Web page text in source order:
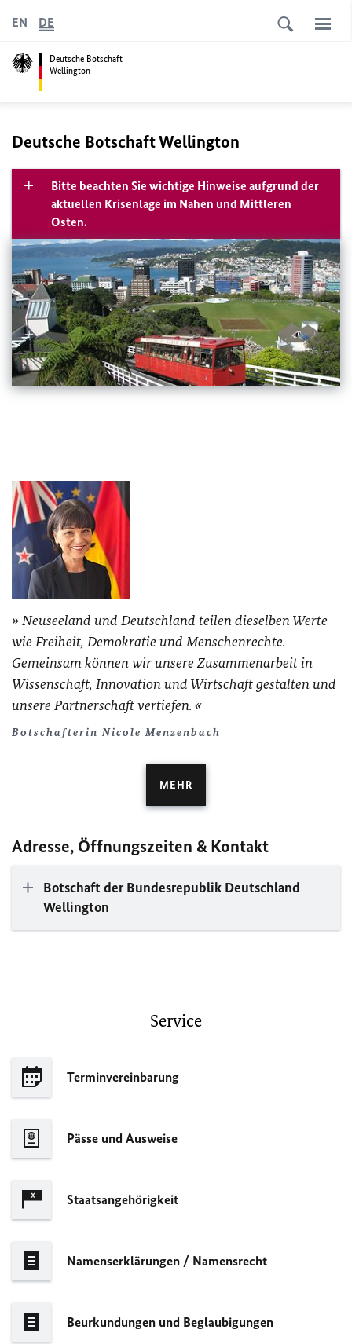
Deutsche Botschaft
Wellington
EN DE
Deutsche Botschaft Wellington
Bitte beachten Sie wichtige Hinweise aufgrund der
aktuellen Krisenlage im Nahen und Mittleren
Osten.
Neuseeland und Deutschland teilen dieselben Werte
wie Freiheit, Demokratie und Menschenrechte.
Gemeinsam können wir unsere Zusammenarbeit in
Wissenschaft, Innovation und Wirtschaft gestalten und
unsere Partnerschaft vertiefen.
Botschafterin Nicole Menzenbach
MEHR
Adresse, Öffnungszeiten & Kontakt
Botschaft der Bundesrepublik Deutschland
Wellington
Service
Terminvereinbarung
Pässe und Ausweise
Staatsangehörigkeit
Namenserklärungen / Namensrecht
Beurkundungen und Beglaubigungen